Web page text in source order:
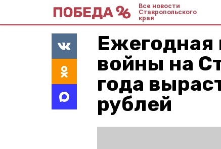
Все новости
Ставропольского
края
Ежегодная
войны на
года
рублей